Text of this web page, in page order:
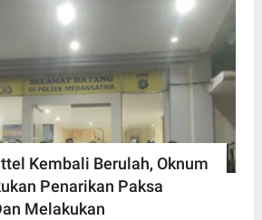
Kembali Berulah, Oknum
Penarikan Paksa
Melakukan